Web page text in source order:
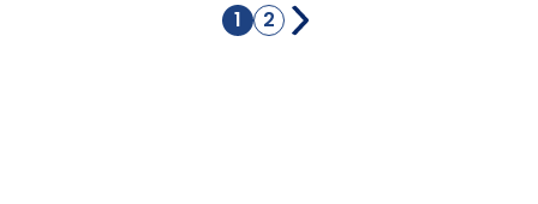
Pagina
Attualmente
1 Pagina
2